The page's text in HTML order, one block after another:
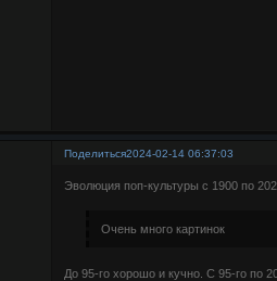
Поделиться2024-02-14 06:37:03
Эволюция поп-культуры с 1900 по
Очень много картинок
До 95-го хорошо и кучно. С 95-го по